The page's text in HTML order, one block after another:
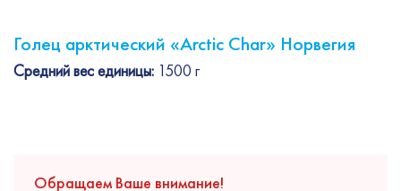
Голец арктический «Arctic Char» Норвегия
Средний вес единицы: 1500 г
Обращаем Ваше внимание!